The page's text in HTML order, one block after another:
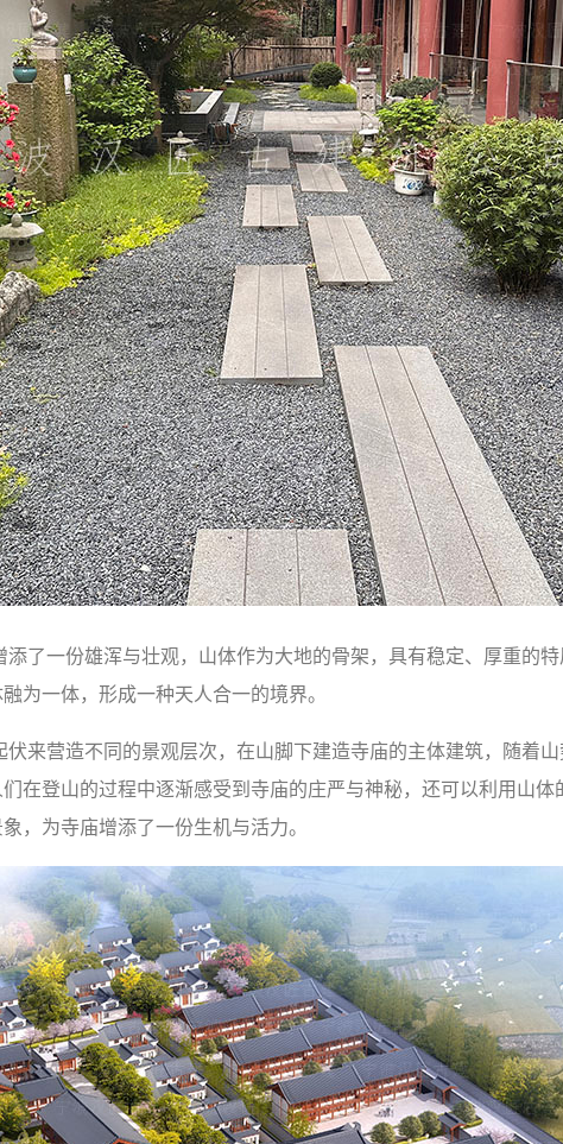
了一份雄浑与壮观，山体作为大地的骨架，具有稳定、厚重的
为一体，形成一种天人合一的境界。
来营造不同的景观层次，在山脚下建造寺庙的主体建筑，随着
在登山的过程中逐渐感受到寺庙的庄严与神秘，还可以利用山
，为寺庙增添了一份生机与活力。